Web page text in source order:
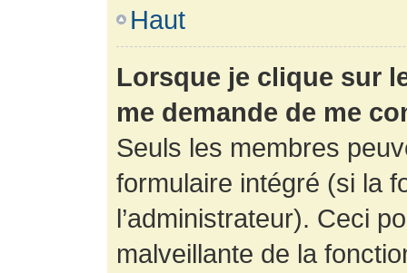
Haut
Lorsque je clique sur
me demande de me
Seuls les membres
formulaire intégré (si la
l’administrateur). Ceci
malveillante de la